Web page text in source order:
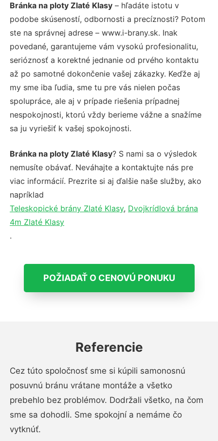
Bránka na ploty Zlaté Klasy – hľadáte istotu v
podobe skúseností, odbornosti a precíznosti? Potom
ste na správnej adrese – www.i-brany.sk. Inak
povedané, garantujeme vám vysokú profesionalitu,
serióznosť a korektné jednanie od prvého kontaktu
až po samotné dokončenie vašej zákazky. Keďže aj
my sme iba ľudia, sme tu pre vás nielen počas
spolupráce, ale aj v prípade riešenia prípadnej
nespokojnosti, ktorú vždy berieme vážne a snažíme
sa ju vyriešiť k vašej spokojnosti.
Bránka na ploty Zlaté Klasy? S nami sa o výsledok
nemusíte obávať. Neváhajte a kontaktujte nás pre
viac informácií. Prezrite si aj ďalšie naše služby, ako
napríklad
Teleskopické brány Zlaté Klasy, Dvojkrídlová brána
4m Zlaté Klasy
.
POŽIADAŤ O CENOVÚ PONUKU
Referencie
Cez túto spoločnosť sme si kúpili samonosnú
posuvnú bránu vrátane montáže a všetko
prebehlo bez problémov. Dodržali všetko, na čom
sme sa dohodli. Sme spokojní a nemáme čo
vytknúť.